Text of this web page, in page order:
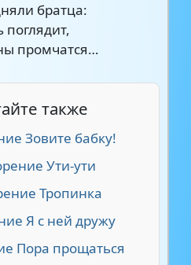
братца:
поглядит,
промчатся…
также
Зовите бабку!
Ути-ути
Тропинка
Я с ней дружу
Пора прощаться